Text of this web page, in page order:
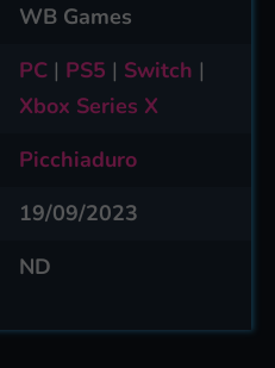
WB Games
PC| PS5 | Switch |
Xbox Series X
Picchiaduro
19/09/2023
ND